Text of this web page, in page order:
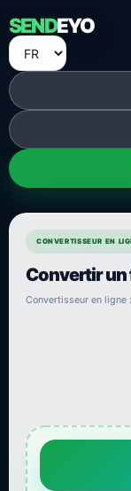
SENDEYO
CONVERTISSEUR EN
Convertir
Convertisseur en